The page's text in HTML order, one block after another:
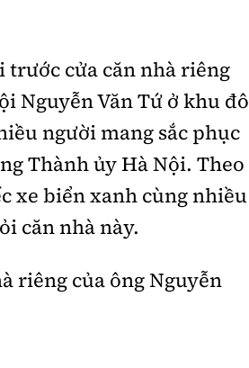
cửa căn nhà riêng
Nguyễn Văn Tứ ở khu đô
người mang sắc phục
Thành ủy Hà Nội. Theo
xe biển xanh cùng nhiều
căn nhà này.
riêng của ông Nguyễn